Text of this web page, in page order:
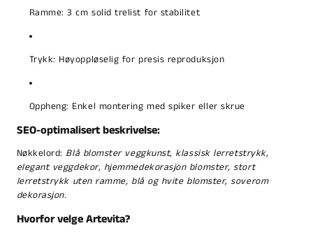
Ramme: 3 cm solid trelist for stabilitet
Trykk: Høyoppløselig for presis reproduksjon
Oppheng: Enkel montering med spiker eller skrue
SEO-optimalisert beskrivelse:
Nøkkelord: Blå blomster veggkunst, klassisk lerretstrykk,
elegant veggdekor, hjemmedekorasjon blomster, stort
lerretstrykk uten ramme, blå og hvite blomster, soverom
dekorasjon.
Hvorfor velge Artevita?